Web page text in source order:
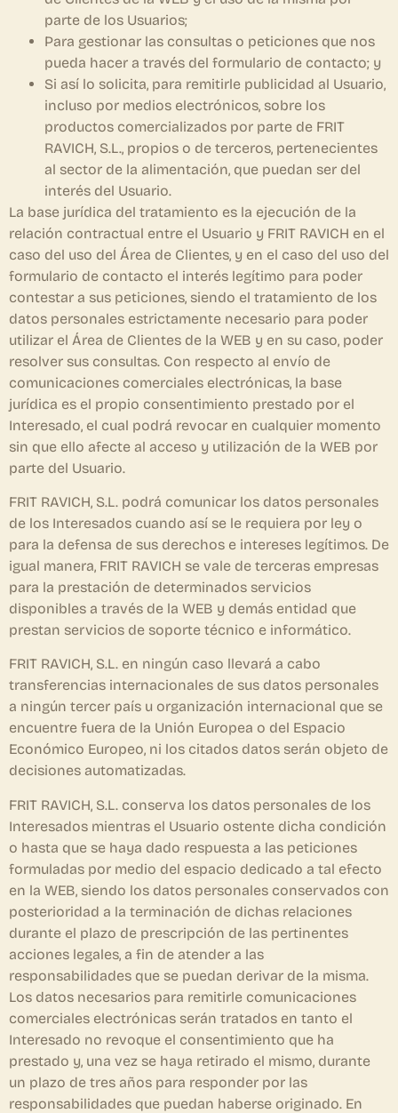
parte de los Usuarios;
Para gestionar las consultas o peticiones que nos
pueda hacer a través del formulario de contacto; y
Si así lo solicita, para remitirle publicidad al Usuario,
incluso por medios electrónicos, sobre los
productos comercializados por parte de FRIT
RAVICH, S.L., propios o de terceros, pertenecientes
al sector de la alimentación, que puedan ser del
interés del Usuario.
La base jurídica del tratamiento es la ejecución de la
relación contractual entre el Usuario y FRIT RAVICH en el
caso del uso del Área de Clientes, y en el caso del uso del
formulario de contacto el interés legítimo para poder
contestar a sus peticiones, siendo el tratamiento de los
datos personales estrictamente necesario para poder
utilizar el Área de Clientes de la WEB y en su caso, poder
resolver sus consultas. Con respecto al envío de
comunicaciones comerciales electrónicas, la base
jurídica es el propio consentimiento prestado por el
Interesado, el cual podrá revocar en cualquier momento
sin que ello afecte al acceso y utilización de la WEB por
parte del Usuario.
FRIT RAVICH, S.L. podrá comunicar los datos personales
de los Interesados cuando así se le requiera por ley o
para la defensa de sus derechos e intereses legítimos. De
igual manera, FRIT RAVICH se vale de terceras empresas
para la prestación de determinados servicios
disponibles a través de la WEB y demás entidad que
prestan servicios de soporte técnico e informático.
FRIT RAVICH, S.L. en ningún caso llevará a cabo
transferencias internacionales de sus datos personales
a ningún tercer país u organización internacional que se
encuentre fuera de la Unión Europea o del Espacio
Económico Europeo, ni los citados datos serán objeto de
decisiones automatizadas.
FRIT RAVICH, S.L. conserva los datos personales de los
Interesados mientras el Usuario ostente dicha condición
o hasta que se haya dado respuesta a las peticiones
formuladas por medio del espacio dedicado a tal efecto
en la WEB, siendo los datos personales conservados con
posterioridad a la terminación de dichas relaciones
durante el plazo de prescripción de las pertinentes
acciones legales, a fin de atender a las
responsabilidades que se puedan derivar de la misma.
Los datos necesarios para remitirle comunicaciones
comerciales electrónicas serán tratados en tanto el
Interesado no revoque el consentimiento que ha
prestado y, una vez se haya retirado el mismo, durante
un plazo de tres años para responder por las
responsabilidades que puedan haberse originado. En